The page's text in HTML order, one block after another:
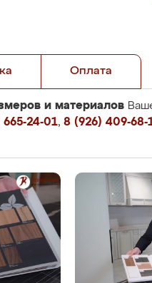
Оплата
и материалов
665-24-01, 8 (926) 409-68-